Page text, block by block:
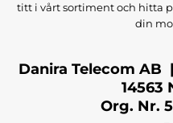
Utforska det
laddare för iPhone 6/6S
stil och behov. Vi är
källa för högkvalitativa
Ladda Upp
titt i vårt sortiment och hitta
din
Danira Telecom AB
14563
Org. Nr.